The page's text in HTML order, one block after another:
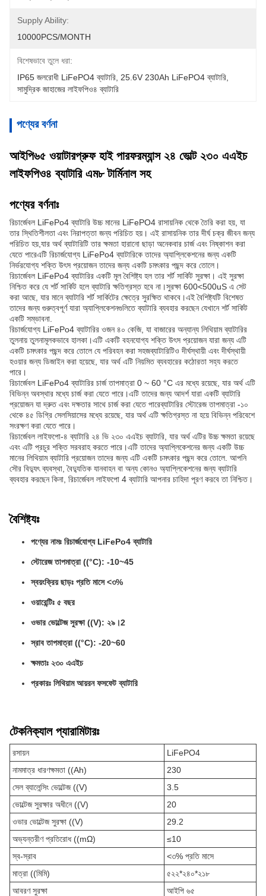
Supply Ability:
10000PCS/MONTH
বিশেষভাবে তুলে ধরা:
IP65 জলরোধী LiFePO4 ব্যাটারি 25.6V 230Ah LiFePO4 ব্যাটারি
সামুদ্রিক জাহাজের লাইফপিও৪ ব্যাটারি
পণ্যের বর্ণনা
আইপি৬৫ ওয়াটারপ্রুফ হাই পারফরম্যান্স ২৪ ভোল্ট ২৩০ এএইচ
লাইফপিও৪ ব্যাটারি এম৮ টার্মিনাল সহ
পণ্যের বর্ণনাঃ
রিচার্জেবল LiFePo4 ব্যাটারি উচ্চ মানের LiFePO4 রাসায়নিক থেকে তৈরি করা হয়, যা
তার স্থিতিশীলতা এবং নিরাপত্তা জন্য পরিচিত হয়। এই রাসায়নিক তার দীর্ঘ চক্র জীবন জন্য
পরিচিত হয়,যার অর্থ ব্যাটারিটি তার ক্ষমতা হারানো ছাড়া অনেকবার চার্জ এবং নিষ্কাশন করা
যেতে পারেএটি রিচার্জযোগ্য LiFePo4 ব্যাটারিকে তাদের অ্যাপ্লিকেশনের জন্য একটি
নির্ভরযোগ্য শক্তি উৎস প্রয়োজন তাদের জন্য একটি চমৎকার পছন্দ করে তোলে।
রিচার্জেবল LiFePo4 ব্যাটারির একটি মূল বৈশিষ্ট্য হল তার শর্ট সার্কিট সুরক্ষা। এই সুরক্ষা
নিশ্চিত করে যে শর্ট সার্কিট হলে ব্যাটারি ক্ষতিগ্রস্ত হবে না।সুরক্ষা 600<500uS এ সেট
করা আছে, যার মানে ব্যাটারি শর্ট সার্কিটের ক্ষেত্রে সুরক্ষিত থাকবে।এই বৈশিষ্ট্যটি বিশেষত
তাদের জন্য গুরুত্বপূর্ণ যারা অ্যাপ্লিকেশনগুলিতে ব্যাটারি ব্যবহার করছেন যেখানে শর্ট সার্কিট
একটি সম্ভাবনা.
রিচার্জযোগ্য LiFePo4 ব্যাটারির ওজন ৪০ কেজি, যা বাজারের অন্যান্য লিথিয়াম ব্যাটারির
তুলনায় তুলনামূলকভাবে হালকা।এটি একটি বহনযোগ্য শক্তি উৎস প্রয়োজন যারা জন্য এটি
একটি চমৎকার পছন্দ করে তোলে যে পরিবহন করা সহজব্যাটারিটিও দীর্ঘস্থায়ী এবং দীর্ঘস্থায়ী
হওয়ার জন্য ডিজাইন করা হয়েছে, যার অর্থ এটি নিয়মিত ব্যবহারের কঠোরতা সহ্য করতে
পারে।
রিচার্জেবল LiFePo4 ব্যাটারির চার্জ তাপমাত্রা 0 ~ 60 °C এর মধ্যে রয়েছে, যার অর্থ এটি
বিভিন্ন অবস্থার মধ্যে চার্জ করা যেতে পারে।এটি তাদের জন্য আদর্শ যারা একটি ব্যাটারি
প্রয়োজন যা দ্রুত এবং দক্ষতার সাথে চার্জ করা যেতে পারেব্যাটারির স্টোরেজ তাপমাত্রা -১০
থেকে ৪৫ ডিগ্রি সেলসিয়াসের মধ্যে রয়েছে, যার অর্থ এটি ক্ষতিগ্রস্ত না হয়ে বিভিন্ন পরিবেশে
সংরক্ষণ করা যেতে পারে।
রিচার্জেবল লাইফপো-৪ ব্যাটারি ২৪ ভি ২৩০ এএইচ ব্যাটারি, যার অর্থ এটির উচ্চ ক্ষমতা রয়েছে
এবং এটি প্রচুর শক্তি সরবরাহ করতে পারে।এটি তাদের অ্যাপ্লিকেশনের জন্য একটি উচ্চ
মানের লিথিয়াম ব্যাটারি প্রয়োজন তাদের জন্য এটি একটি চমৎকার পছন্দ করে তোলে. আপনি
সৌর বিদ্যুৎ ব্যবস্থা, বৈদ্যুতিক যানবাহন বা অন্য কোনও অ্যাপ্লিকেশনের জন্য ব্যাটারি
ব্যবহার করছেন কিনা, রিচার্জেবল লাইফপো 4 ব্যাটারি আপনার চাহিদা পূরণ করবে তা নিশ্চিত।
বৈশিষ্ট্যঃ
পণ্যের নামঃ রিচার্জযোগ্য LiFePo4 ব্যাটারি
স্টোরেজ তাপমাত্রা ((°C): -10~45
স্বয়ংক্রিয় ছাড়ঃ প্রতি মাসে <৩%
ওয়ারেন্টিঃ ৫ বছর
ওভার ভোল্টেজ সুরক্ষা ((V): ২৯।2
স্রাব তাপমাত্রা ((°C): -20~60
ক্ষমতাঃ ২৩০ এএইচ
প্রকারঃ লিথিয়াম আয়রন ফসফেট ব্যাটারি
টেকনিক্যাল প্যারামিটারঃ
রসায়ন
LiFePO4
নামমাত্র ধারণক্ষমতা ((Ah)
230
সেল ব্যালেন্সিং ভোল্টেজ ((V)
3.5
ভোল্টেজ সুরক্ষার অধীনে ((V)
20
ওভার ভোল্টেজ সুরক্ষা ((V)
29.2
অভ্যন্তরীণ প্রতিরোধ ((mΩ)
≤10
স্ব-স্রাব
<৩% প্রতি মাসে
মাত্রা ((মিমি)
৫২২*২৪০*২১৮
আবরণ সুরক্ষা
আইপি ৬৫